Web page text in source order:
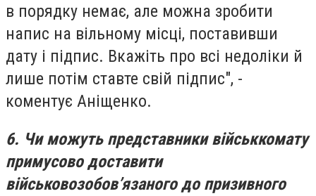
в порядку немає, але можна зробити
напис на вільному місці, поставивши
дату і підпис. Вкажіть про всі недоліки й
лише потім ставте свій підпис", -
коментує Аніщенко.
6. Чи можуть представники військкомату
примусово доставити
військовозобов’язаного до призивного